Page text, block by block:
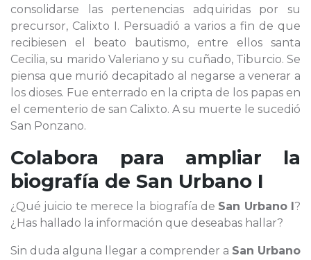
consolidarse las pertenencias adquiridas por su
precursor, Calixto I. Persuadió a varios a fin de que
recibiesen el beato bautismo, entre ellos santa
Cecilia, su marido Valeriano y su cuñado, Tiburcio. Se
piensa que murió decapitado al negarse a venerar a
los dioses. Fue enterrado en la cripta de los papas en
el cementerio de san Calixto. A su muerte le sucedió
San Ponzano.
Colabora para ampliar la
biografía de San Urbano I
¿Qué juicio te merece la biografía de San Urbano I?
¿Has hallado la información que deseabas hallar?
Sin duda alguna llegar a comprender a San Urbano